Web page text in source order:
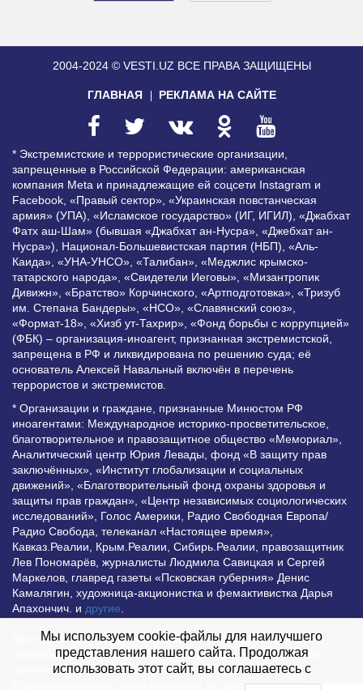
2004-2024 © VESTI.UZ ВСЕ ПРАВА ЗАЩИЩЕНЫ
ГЛАВНАЯ РЕКЛАМА НА САЙТЕ
* Экстремистские и террористические организации,
запрещенные в Российской Федерации: американская
компания Meta и принадлежащие ей соцсети Instagram и
Facebook, «Правый сектор», «Украинская повстанческая
армия» (УПА), «Исламское государство» (ИГ, ИГИЛ), «Джабхат
Фатх аш-Шам» (бывшая «Джабхат ан-Нусра», «Джебхат ан-
Нусра»), Национал-Большевистская партия (НБП), «Аль-
Каида», «УНА-УНСО», «Талибан», «Меджлис крымско-
татарского народа», «Свидетели Иеговы», «Мизантропик
Дивижн», «Братство» Корчинского, «Артподготовка», «Тризуб
им. Степана Бандеры», «НСО», «Славянский союз»,
«Формат-18», «Хизб ут-Тахрир», «Фонд борьбы с коррупцией»
(ФБК) – организация-иноагент, признанная экстремистской,
запрещена в РФ и ликвидирована по решению суда; её
основатель Алексей Навальный включён в перечень
террористов и экстремистов.
* Организации и граждане, признанные Минюстом РФ
иноагентами: Международное историко-просветительское,
благотворительное и правозащитное общество «Мемориал»,
Аналитический центр Юрия Левады, фонд «В защиту прав
заключённых», «Институт глобализации и социальных
движений», «Благотворительный фонд охраны здоровья и
защиты прав граждан», «Центр независимых социологических
исследований», Голос Америки, Радио Свободная Европа/
Радио Свобода, телеканал «Настоящее время»,
Кавказ.Реалии, Крым.Реалии, Сибирь.Реалии, правозащитник
Лев Пономарёв, журналисты Людмила Савицкая и Сергей
Маркелов, главред газеты «Псковская губерния» Денис
Камалягин, художница-акционистка и фемактивистка Дарья
Апахончич. и другие
Все права защищены и охраняются законом. Любое
использование материалов сайта допустимо при условии
наличия активной гиперссылки на Vesti.UZ.
Редакция не несет ответственности за достоверность
Мы используем cookie-файлы для наилучшего
представления нашего сайта. Продолжая
использовать этот сайт, вы соглашаетесь с